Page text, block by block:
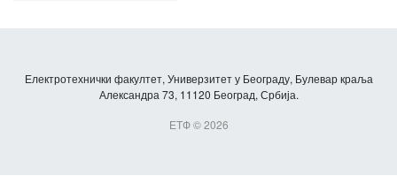
Електротехнички факултет, Универзитет у Београду, Булевар краља
Александра 73, 11120 Београд, Србија.
ЕТФ © 2026